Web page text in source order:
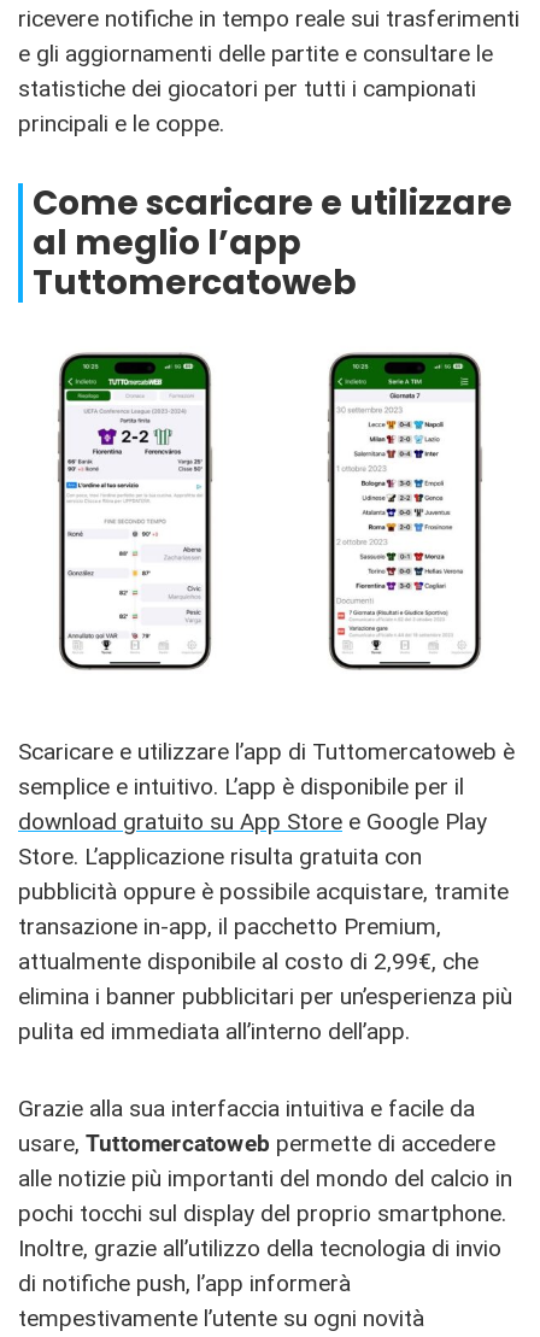
ricevere notifiche in tempo reale sui trasferimenti
e gli aggiornamenti delle partite e consultare le
statistiche dei giocatori per tutti i campionati
principali e le coppe.
Come scaricare e utilizzare
al meglio l’app
Tuttomercatoweb
Scaricare e utilizzare l’app di Tuttomercatoweb è
semplice e intuitivo. L’app è disponibile per il
download gratuito su App Store e Google Play
Store. L’applicazione risulta gratuita con
pubblicità oppure è possibile acquistare, tramite
transazione in-app, il pacchetto Premium,
attualmente disponibile al costo di 2,99€, che
elimina i banner pubblicitari per un’esperienza più
pulita ed immediata all’interno dell’app.
Grazie alla sua interfaccia intuitiva e facile da
usare, Tuttomercatoweb permette di accedere
alle notizie più importanti del mondo del calcio in
pochi tocchi sul display del proprio smartphone.
Inoltre, grazie all’utilizzo della tecnologia di invio
di notifiche push, l’app informerà
tempestivamente l’utente su ogni novità